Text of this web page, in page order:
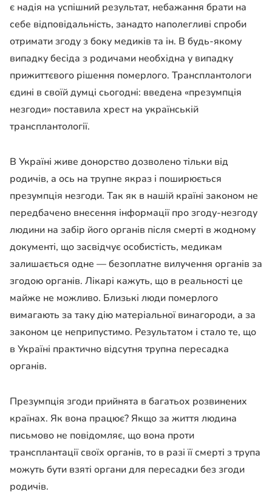
є надія на успішний результат, небажання брати на
себе відповідальність, занадто наполегливі спроби
отримати згоду з боку медиків та ін. В будь-якому
випадку бесіда з родичами необхідна у випадку
прижиттєвого рішення померлого. Трансплантологи
єдині в своїй думці сьогодні: введена «презумпція
незгоди» поставила хрест на українській
трансплантології.
В Україні живе донорство дозволено тільки від
родичів, а ось на трупне якраз і поширюється
презумпція незгоди. Так як в нашій країні законом не
передбачено внесення інформації про згоду-незгоду
людини на забір його органів після смерті в жодному
документі, що засвідчує особистість, медикам
залишається одне — безоплатне вилучення органів за
згодою органів. Лікарі кажуть, що в реальності це
майже не можливо. Близькі люди померлого
вимагають за таку дію матеріальної винагороди, а за
законом це неприпустимо. Результатом і стало те, що
в Україні практично відсутня трупна пересадка
органів.
Презумпція згоди прийнята в багатьох розвинених
країнах. Як вона працює? Якщо за життя людина
письмово не повідомляє, що вона проти
трансплантації своїх органів, то в разі її смерті з трупа
можуть бути взяті органи для пересадки без згоди
родичів.